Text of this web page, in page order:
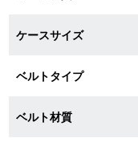
ケースサイズ
ベルトタイプ
ベルト材質